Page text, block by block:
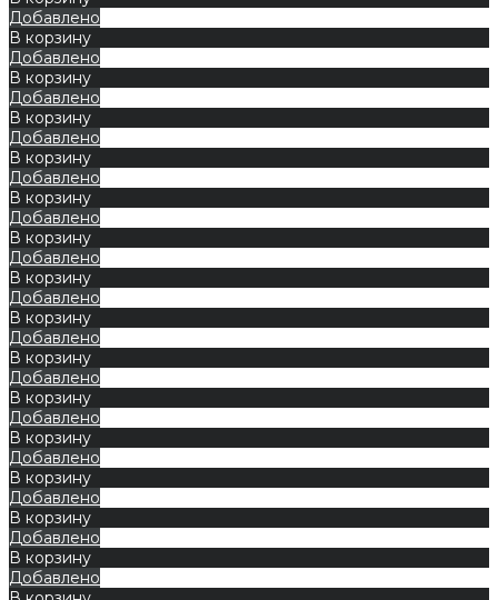
Добавлено
В корзину
Добавлено
В корзину
Добавлено
В корзину
Добавлено
В корзину
Добавлено
В корзину
Добавлено
В корзину
Добавлено
В корзину
Добавлено
В корзину
Добавлено
В корзину
Добавлено
В корзину
Добавлено
В корзину
Добавлено
В корзину
Добавлено
В корзину
Добавлено
В корзину
Добавлено